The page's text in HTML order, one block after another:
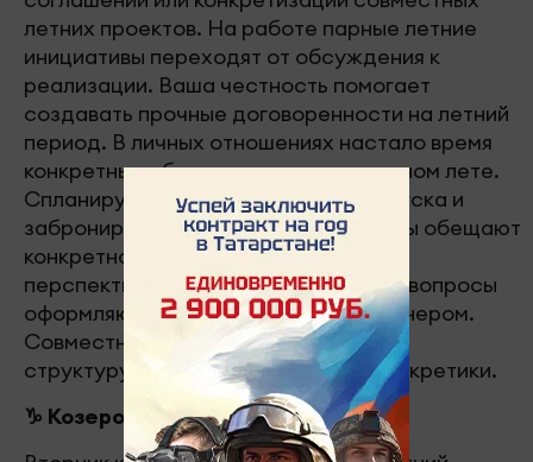
летних проектов. На работе парные летние
инициативы переходят от обсуждения к
реализации. Ваша честность помогает
создавать прочные договоренности на летний
период. В личных отношениях настало время
конкретных обязательств о совместном лете.
Спланируйте даты совместного отпуска и
забронируйте его. Одиночкам звезды обещают
конкретное летнее знакомство с
перспективами. Финансовые летние вопросы
оформляются документально с партнером.
Совместные летние планы обретают
структуру. Партнерство требует конкретики.
♑ Козерог (22 декабря – 19 января)